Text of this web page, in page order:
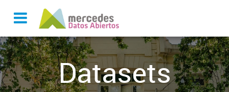
Datasets